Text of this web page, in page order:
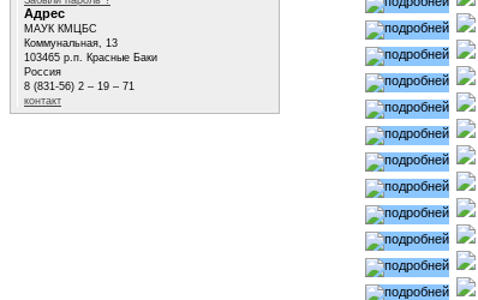
Адрес
МАУК КМЦБС
Коммунальная, 13
103465 р.п. Красные Баки
Россия
8 (831-56) 2 – 19 – 71
контакт